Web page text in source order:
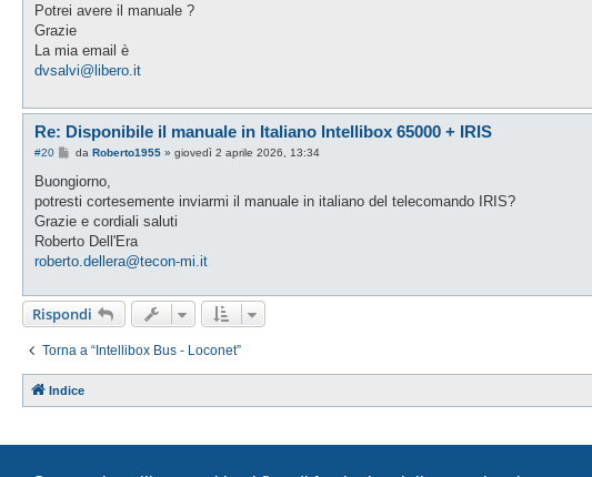
s
a
g
i
Potrei avere il manuale ?
Grazie
La mia email è
dvsalvi@libero.it
Re: Disponibile il manuale in Italiano Intellibox 65000 + IRIS
#20
M
s
s
a
g
i
o
da Roberto1955» giovedì 2 aprile 2026, 13:34
Buongiorno,
potresti cortesemente inviarmi il manuale in italiano del telecomando IRIS?
Grazie e cordiali saluti
Roberto Dell'Era
roberto.dellera@tecon-mi.it
Rispondi
Torna a “Intellibox Bus - Loconet”
Indice